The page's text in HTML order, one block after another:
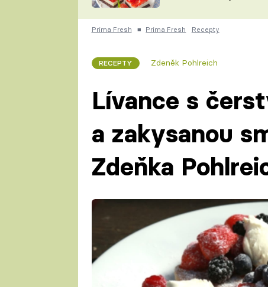
ČESKO NA TALÍŘI
KUCHAŘKA
Prima Fresh ■ Prima Fresh Recepty
RECEPTY Zdeněk Pohlreich
Lívance s
a zakysanou
Zdeňka